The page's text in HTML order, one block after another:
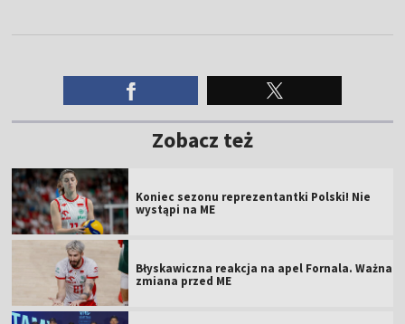
Zobacz też
Koniec sezonu reprezentantki Polski! Nie
wystąpi na ME
Błyskawiczna reakcja na apel Fornala. Ważna
zmiana przed ME